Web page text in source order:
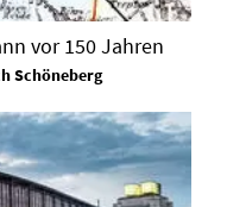
vor 150 Jahren
Schöneberg